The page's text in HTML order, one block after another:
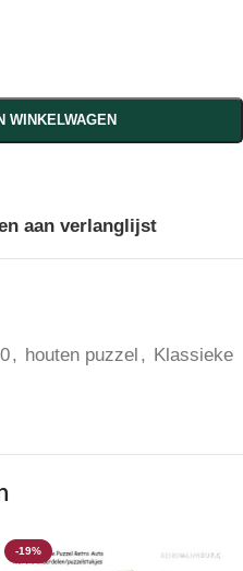
WINKELWAGEN
aan verlanglijst
, houten puzzel , Klassieke
-19%